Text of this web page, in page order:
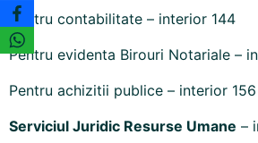
Pentru contabilitate – interior 144
Pentru evidenta Birouri Notariale –
Pentru achizitii publice – interior 156
Serviciul Juridic Resurse Umane –